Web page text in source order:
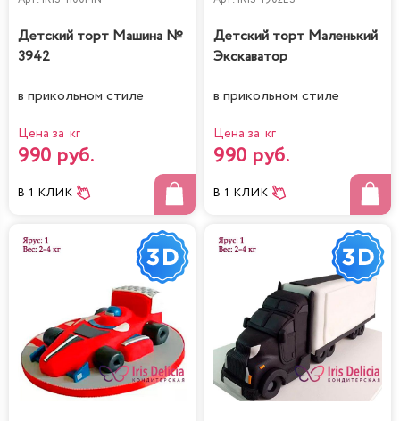
Детский торт Машина №
3942
в прикольном стиле
Цена за кг
990 руб.
В 1 КЛИК
Детский торт Маленький
Экскаватор
в прикольном стиле
Цена за кг
990 руб.
В 1 КЛИК